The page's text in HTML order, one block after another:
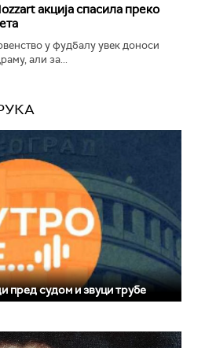
акција спасила преко
у фудбалу увек доноси
али за...
пред судом и звуци трубе